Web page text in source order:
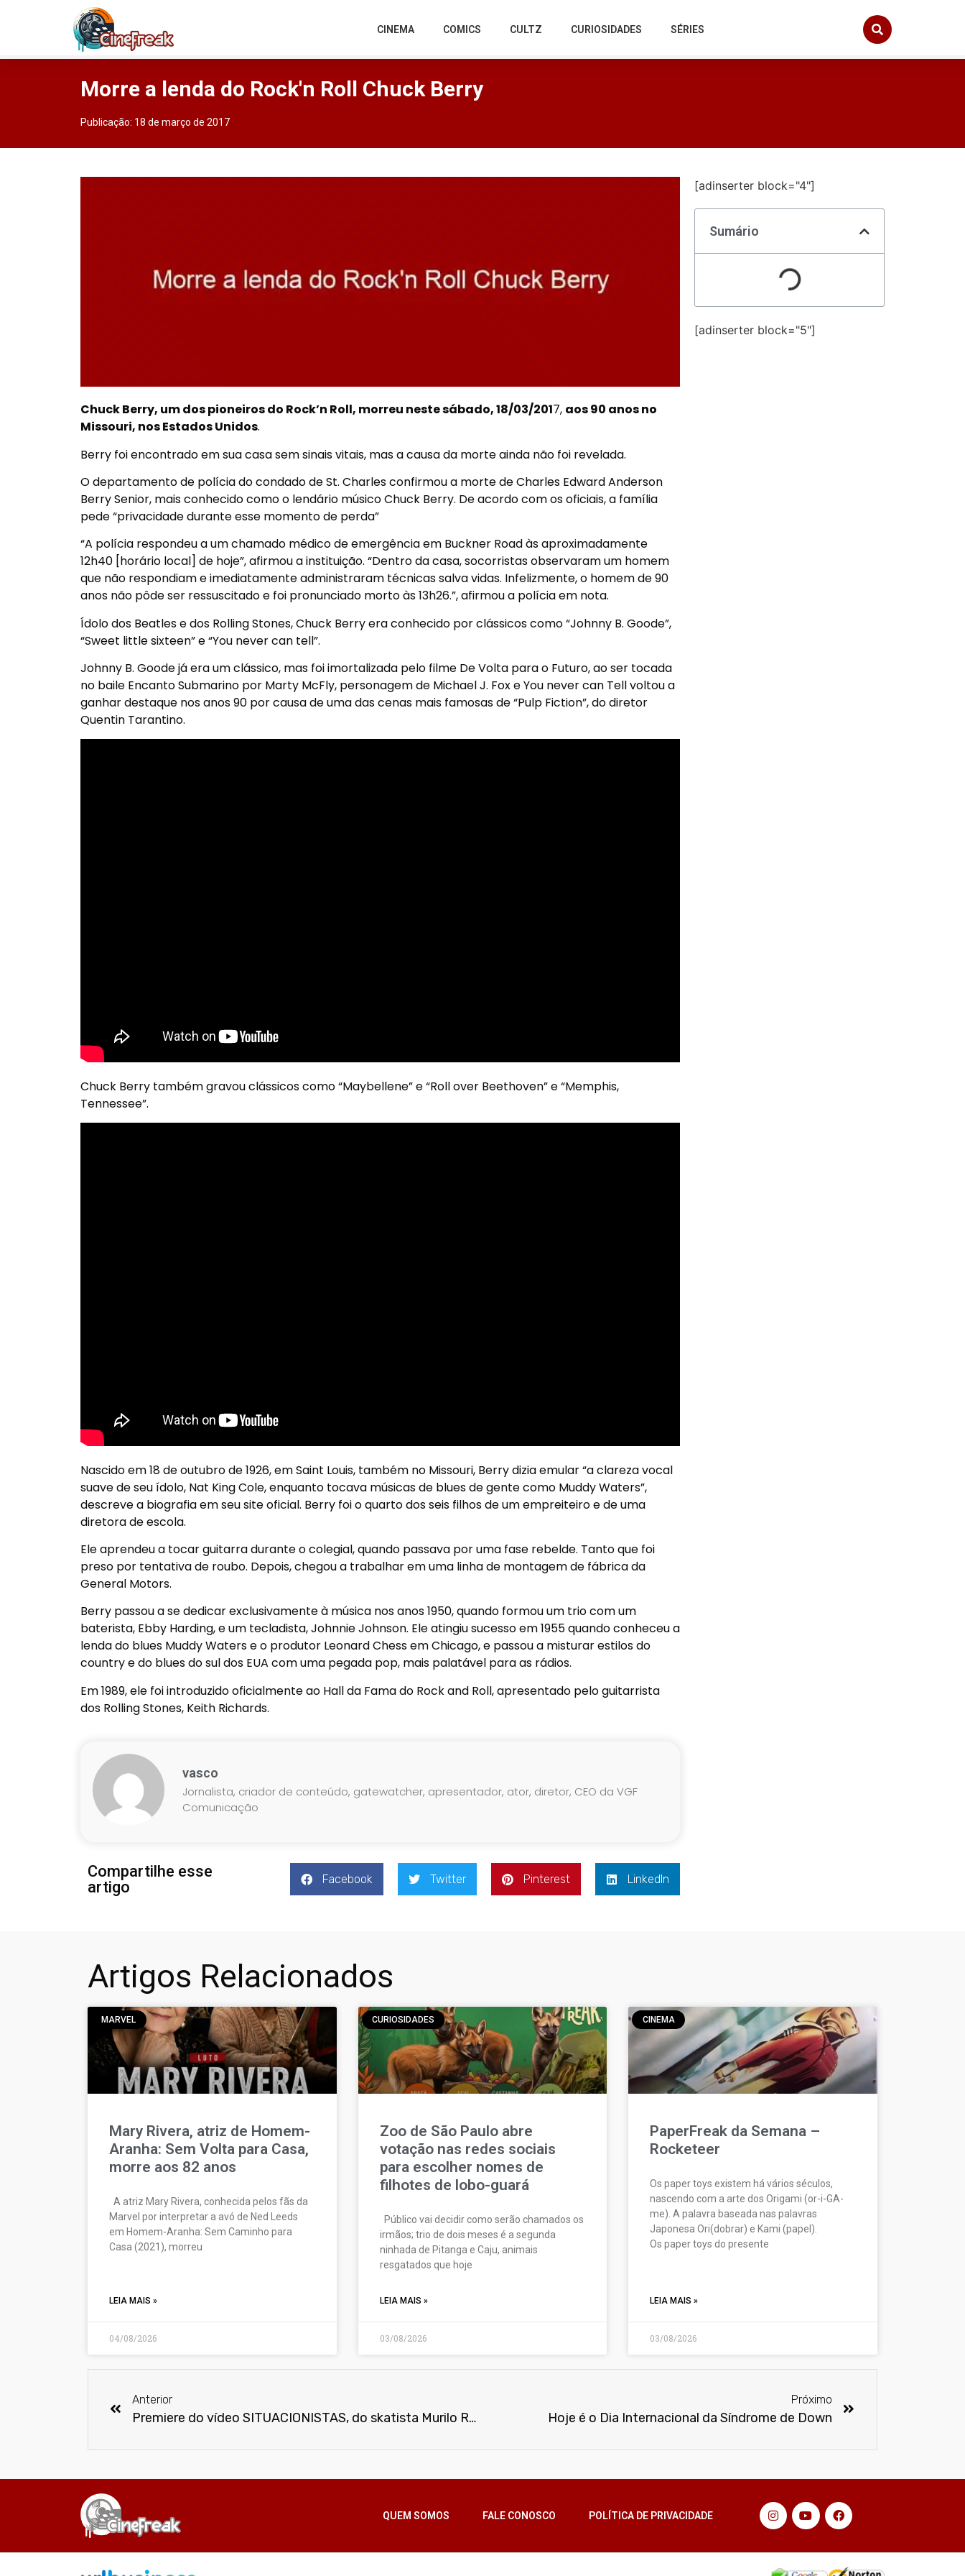
CINEMA COMICS CULTZ CURIOSIDADES SÉRIES
Morre a lenda do Rock'n Roll Chuck Berry
Publicação: 18 de março de 2017
Chuck Berry, um dos pioneiros do Rock’n Roll, morreu neste sábado, 18/03/2017, aos 90 anos no
Missouri, nos Estados Unidos.
Berry foi encontrado em sua casa sem sinais vitais, mas a causa da morte ainda não foi revelada.
O departamento de polícia do condado de St. Charles confirmou a morte de Charles Edward Anderson
Berry Senior, mais conhecido como o lendário músico Chuck Berry. De acordo com os oficiais, a família
pede “privacidade durante esse momento de perda”
“A polícia respondeu a um chamado médico de emergência em Buckner Road às aproximadamente
12h40 [horário local] de hoje”, afirmou a instituição. “Dentro da casa, socorristas observaram um homem
que não respondiam e imediatamente administraram técnicas salva vidas. Infelizmente, o homem de 90
anos não pôde ser ressuscitado e foi pronunciado morto às 13h26.”, afirmou a polícia em nota.
Ídolo dos Beatles e dos Rolling Stones, Chuck Berry era conhecido por clássicos como “Johnny B. Goode”,
“Sweet little sixteen” e “You never can tell”.
Johnny B. Goode já era um clássico, mas foi imortalizada pelo filme De Volta para o Futuro, ao ser tocada
no baile Encanto Submarino por Marty McFly, personagem de Michael J. Fox e You never can Tell voltou a
ganhar destaque nos anos 90 por causa de uma das cenas mais famosas de “Pulp Fiction”, do diretor
Quentin Tarantino.
Chuck Berry também gravou clássicos como “Maybellene” e “Roll over Beethoven” e “Memphis,
Tennessee”.
Nascido em 18 de outubro de 1926, em Saint Louis, também no Missouri, Berry dizia emular “a clareza vocal
suave de seu ídolo, Nat King Cole, enquanto tocava músicas de blues de gente como Muddy Waters”,
descreve a biografia em seu site oficial. Berry foi o quarto dos seis filhos de um empreiteiro e de uma
diretora de escola.
Ele aprendeu a tocar guitarra durante o colegial, quando passava por uma fase rebelde. Tanto que foi
preso por tentativa de roubo. Depois, chegou a trabalhar em uma linha de montagem de fábrica da
General Motors.
Berry passou a se dedicar exclusivamente à música nos anos 1950, quando formou um trio com um
baterista, Ebby Harding, e um tecladista, Johnnie Johnson. Ele atingiu sucesso em 1955 quando conheceu a
lenda do blues Muddy Waters e o produtor Leonard Chess em Chicago, e passou a misturar estilos do
country e do blues do sul dos EUA com uma pegada pop, mais palatável para as rádios.
Em 1989, ele foi introduzido oficialmente ao Hall da Fama do Rock and Roll, apresentado pelo guitarrista
dos Rolling Stones, Keith Richards.­
vasco
Jornalista, criador de conteúdo, gatewatcher, apresentador, ator, diretor, CEO da VGF
Comunicação
Compartilhe esse
artigo
Facebook Twitter Pinterest LinkedIn
[adinserter block="4"]
Sumário
[adinserter block="5"]
Artigos Relacionados
MARVEL
Mary Rivera, atriz de Homem-
Aranha: Sem Volta para Casa,
morre aos 82 anos
A atriz Mary Rivera, conhecida pelos fãs da
Marvel por interpretar a avó de Ned Leeds
em Homem-Aranha: Sem Caminho para
Casa (2021), morreu
LEIA MAIS »
04/08/2026
CURIOSIDADES
Zoo de São Paulo abre
votação nas redes sociais
para escolher nomes de
filhotes de lobo-guará
Público vai decidir como serão chamados os
irmãos; trio de dois meses é a segunda
ninhada de Pitanga e Caju, animais
resgatados que hoje
LEIA MAIS »
03/08/2026
CINEMA
PaperFreak da Semana –
Rocketeer
Os paper toys existem há vários séculos,
nascendo com a arte dos Origami (or-i-GA-
me). A palavra baseada nas palavras
Japonesa Ori(dobrar) e Kami (papel).
Os paper toys do presente
LEIA MAIS »
03/08/2026
Anterior
Premiere do vídeo SITUACIONISTAS, do skatista Murilo Romão na Câmara Municipal de São Paulo
Próximo
Hoje é o Dia Internacional da Síndrome de Down
QUEM SOMOS FALE CONOSCO POLÍTICA DE PRIVACIDADE